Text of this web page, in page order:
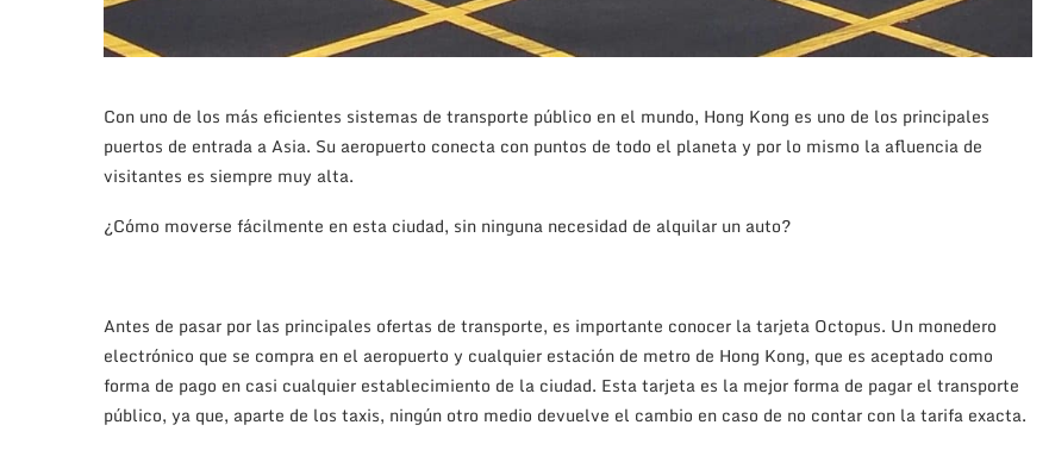
Con uno de los más eficientes sistemas de transporte público en el mundo, Hong Kong es uno de los principales
puertos de entrada a Asia. Su aeropuerto conecta con puntos de todo el planeta y por lo mismo la afluencia de
visitantes es siempre muy alta.
¿Cómo moverse fácilmente en esta ciudad, sin ninguna necesidad de alquilar un auto?
Antes de pasar por las principales ofertas de transporte, es importante conocer la tarjeta Octopus. Un monedero
electrónico que se compra en el aeropuerto y cualquier estación de metro de Hong Kong, que es aceptado como
forma de pago en casi cualquier establecimiento de la ciudad. Esta tarjeta es la mejor forma de pagar el transporte
público, ya que, aparte de los taxis, ningún otro medio devuelve el cambio en caso de no contar con la tarifa exacta.